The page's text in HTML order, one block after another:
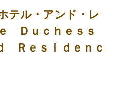
テル・アンド・レ
Ｄｕｃｈｅｓｓ
Ｒｅｓｉｄｅｎｃ